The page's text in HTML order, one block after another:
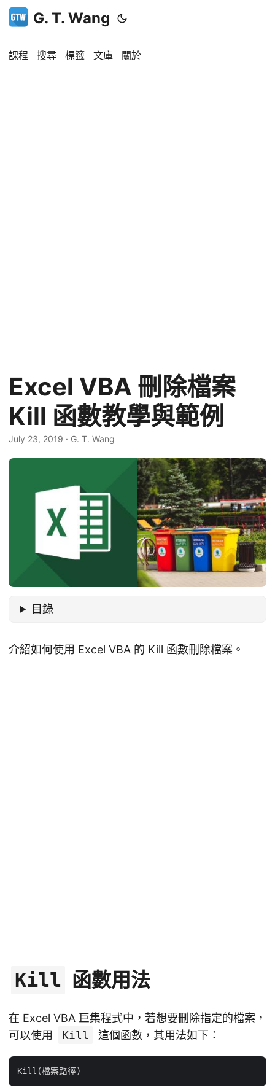
G. T. Wang
課程 搜尋 標籤 文庫 關於
Excel VBA 刪除檔案
Kill 函數教學與範例
July 23, 2019 · G. T. Wang
目錄
介紹如何使用 Excel VBA 的 Kill 函數刪除檔案。
Kill 函數用法
在 Excel VBA 巨集程式中，若想要刪除指定的檔案，
可以使用
Kill 這個函數，其用法如下：